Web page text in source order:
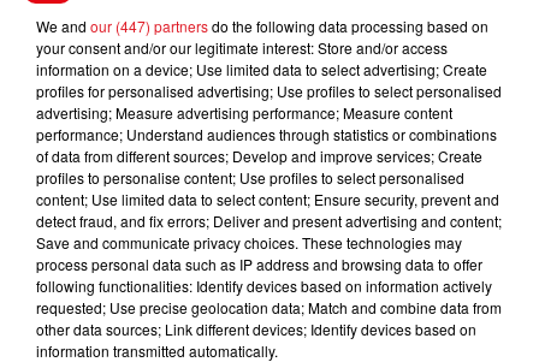
En direct des pistes :
FILS D'ACTUS
We and our (447) partnersdo the following data processing based on
your consent and/or our legitimate interest: Store and/or access
information on a device; Use limited data to select advertising; Create
profiles for personalised advertising; Use profiles to select personalised
advertising; Measure advertising performance; Measure content
performance; Understand audiences through statistics or combinations
of data from different sources; Develop and improve services; Create
profiles to personalise content; Use profiles to select personalised
content; Use limited data to select content; Ensure security, prevent and
detect fraud, and fix errors; Deliver and present advertising and content;
Save and communicate privacy choices. These technologies may
process personal data such as IP address and browsing data to offer
following functionalities: Identify devices based on information actively
requested; Use precise geolocation data; Match and combine data from
other data sources; Link different devices; Identify devices based on
information transmitted automatically.